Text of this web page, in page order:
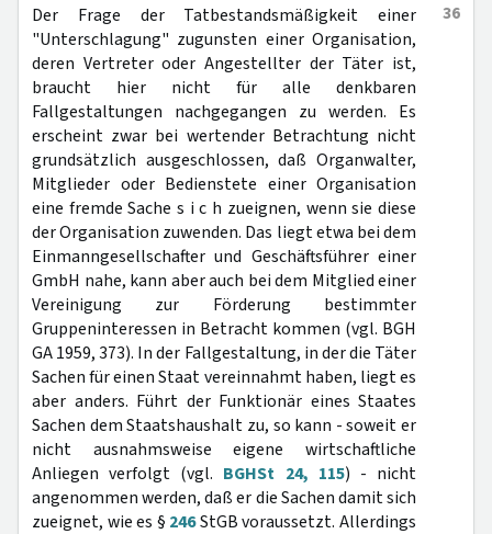
36
Der Frage der Tatbestandsmäßigkeit einer
"Unterschlagung" zugunsten einer Organisation,
deren Vertreter oder Angestellter der Täter ist,
braucht hier nicht für alle denkbaren
Fallgestaltungen nachgegangen zu werden. Es
erscheint zwar bei wertender Betrachtung nicht
grundsätzlich ausgeschlossen, daß Organwalter,
Mitglieder oder Bedienstete einer Organisation
eine fremde Sache s i c h zueignen, wenn sie diese
der Organisation zuwenden. Das liegt etwa bei dem
Einmanngesellschafter und Geschäftsführer einer
GmbH nahe, kann aber auch bei dem Mitglied einer
Vereinigung zur Förderung bestimmter
Gruppeninteressen in Betracht kommen (vgl. BGH
GA 1959, 373). In der Fallgestaltung, in der die Täter
Sachen für einen Staat vereinnahmt haben, liegt es
aber anders. Führt der Funktionär eines Staates
Sachen dem Staatshaushalt zu, so kann - soweit er
nicht ausnahmsweise eigene wirtschaftliche
Anliegen verfolgt (vgl. BGHSt 24, 115) - nicht
angenommen werden, daß er die Sachen damit sich
zueignet, wie es § 246StGB voraussetzt. Allerdings